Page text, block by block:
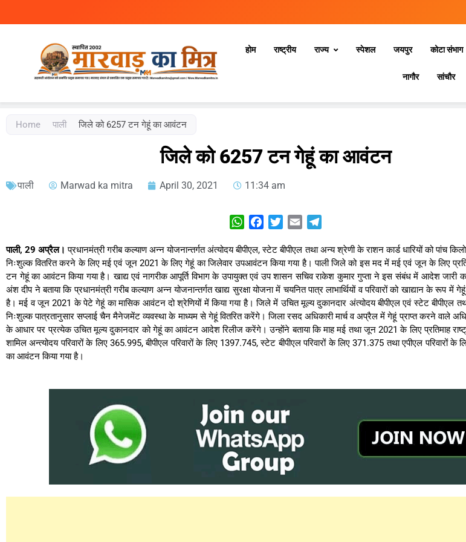
Marwad Ka Mitra
होम राष्ट्रीय राज्य स्‍पेशल जयपुर कोटा संभाग
नागौर सांचौर
Home पाली जिले को 6257 टन गेहूं का आवंटन
जिले को 6257 टन गेहूं का आवंटन
पाली Marwad ka mitra April 30, 2021 11:34 am
WhatsAppFacebookTwitterEmail
पाली, 29 अप्रैल। प्रधानमंत्री गरीब कल्याण अन्न योजनान्तर्गत अंत्योदय बीपीएल, स्टेट बीपीएल तथा अन्य श्रेणी के राशन कार्ड धारियों को पांच
निःशुल्क वितरित करने के लिए मई एवं जून 2021 के लिए गेहूं का जिलेवार उपआवंटन किया गया है। पाली जिले को इस मद में मई एवं जून के लिए
टन गेहूं का आवंटन किया गया है। खाद्य एवं नागरीक आपूर्ति विभाग के उपायुक्त एवं उप शासन सचिव राकेश कुमार गुप्ता ने इस संबंध में आदेश जारी
अंश दीप ने बताया कि प्रधानमंत्री गरीब कल्याण अन्न योजनान्तर्गत खाद्य सुरक्षा योजना में चयनित पात्र लाभार्थियों व परिवारों को खाद्यान के रूप में
है। मई व जून 2021 के पेटे गेहूं का मासिक आवंटन दो श्रेणियों में किया गया है। जिले में उचित मूल्य दुकानदार अंत्योदय बीपीएल एवं स्टेट बीपीएल
निःशुल्क पात्रतानुसार सप्लाई चैन मैनेजमेंट व्यवस्था के माध्यम से गेहूं वितरित करेंगे। जिला रसद अधिकारी मार्च व अप्रैल में गेहूं प्राप्त करने वाले
के आधार पर प्रत्येक उचित मूल्य दुकानदार को गेहूं का आवंटन आदेश रिलीज करेंगे। उन्होंने बताया कि माह मई तथा जून 2021 के लिए प्रतिमाह
शामिल अन्त्योदय परिवारों के लिए 365.995, बीपीएल परिवारों के लिए 1397.745, स्टेट बीपीएल परिवारों के लिए 371.375 तथा एपीएल परिवारों
का आवंटन किया गया है।